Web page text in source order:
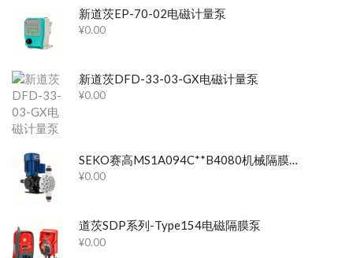
新道茨EP-70-02电磁计量泵
¥0.00
新道茨DFD-33-03-GX电磁计量泵
¥0.00
SEKO赛高MS1A094C**B4080机械隔膜计量泵
¥0.00
道茨SDP系列-Type154电磁隔膜泵
¥0.00